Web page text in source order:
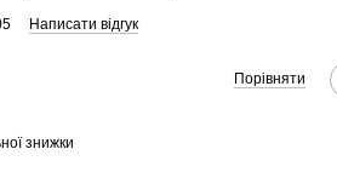
Написати відгук
Порівняти
знижки